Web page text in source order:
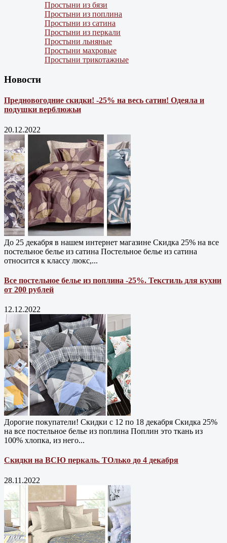
Простыни из бязи
Простыни из поплина
Простыни из сатина
Простыни из перкали
Простыни льняные
Простыни махровые
Простыни трикотажные
Новости
Предновогодние скидки! -25% на весь сатин! Одеяла и
подушки верблюжьи
20.12.2022
До 25 декабря в нашем интернет магазине Cкидка 25% на все
постельное белье из сатина Постельное белье из сатина
относится к классу люкс,...
Все постельное белье из поплина -25%. Текстиль для кухни
от 200 рублей
12.12.2022
Дорогие покупатели! Скидки с 12 по 18 декабря Скидка 25%
на все постельное белье из поплина Поплин это ткань из
100% хлопка, из него...
Скидки на ВСЮ перкаль. ТОлько до 4 декабря
28.11.2022